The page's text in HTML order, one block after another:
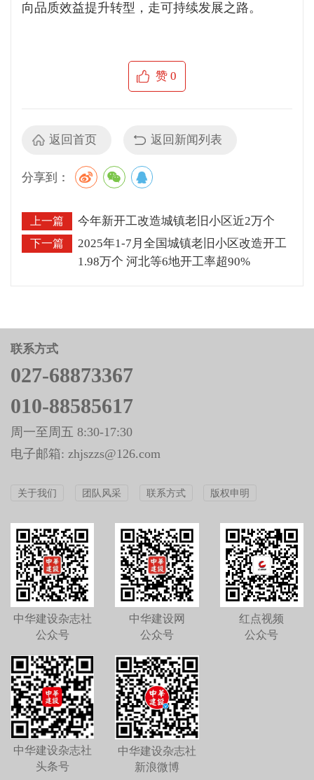
向品质效益提升转型，走可持续发展之路。
赞0
返回首页 返回新闻列表
分享到：
上一篇 今年新开工改造城镇老旧小区近2万个
下一篇
2025年1-7月全国城镇老旧小区改造开工
1.98万个 河北等6地开工率超90%
联系方式
027-68873367
010-88585617
周一至周五 8:30-17:30
电子邮箱: zhjszzs@126.com
关于我们 团队风采 联系方式 版权申明
中华建设杂志社
公众号
中华建设网
公众号
红点视频
公众号
中华建设杂志社
头条号
中华建设杂志社
新浪微博